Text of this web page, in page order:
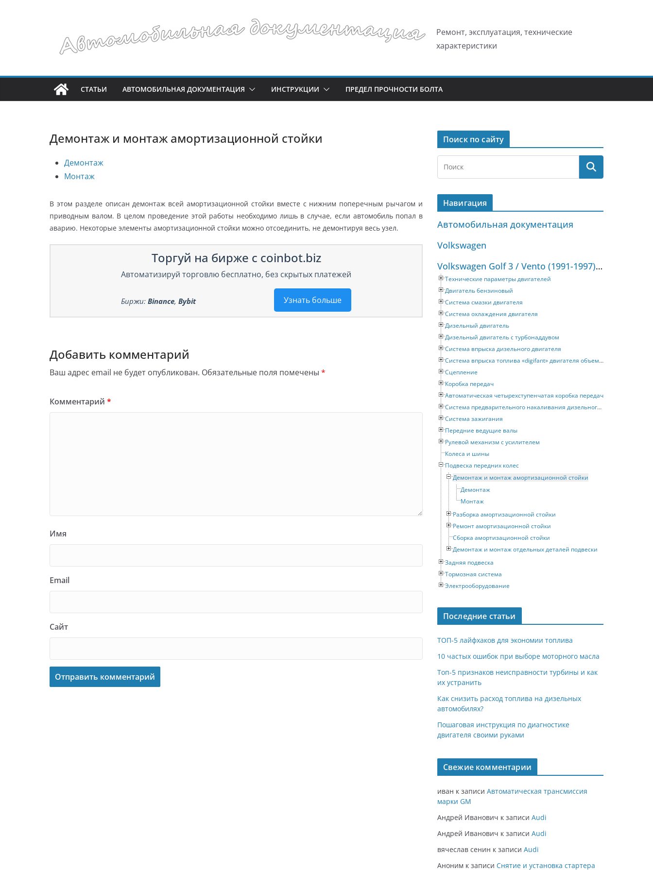
Ремонт, эксплуатация, технические
характеристики
СТАТЬИ АВТОМОБИЛЬНАЯ ДОКУМЕНТАЦИЯ ИНСТРУКЦИИ ПРЕДЕЛ ПРОЧНОСТИ БОЛТА
Демонтаж и монтаж амортизационной стойки
Демонтаж
Монтаж
В этом разделе описан демонтаж всей амортизационной стойки вместе с нижним поперечным рычагом и
приводным валом. В целом проведение этой работы необходимо лишь в случае, если автомобиль попал в
аварию. Некоторые элементы амортизационной стойки можно отсоединить, не демонтируя весь узел.
Торгуй на бирже с coinbot.biz
Автоматизируй торговлю бесплатно, без скрытых платежей
Узнать больше
Биржи: Binance, Bybit
Добавить комментарий
Ваш адрес email не будет опубликован. Обязательные поля помечены *
Комментарий *
Имя
Email
Сайт
Поиск по сайту
Навигация
Автомобильная документация
Volkswagen
Volkswagen Golf 3 / Vento (1991-1997) Руководство по ремонту и техническому обслуживанию
Технические параметры двигателей
Двигатель бензиновый
Система смазки двигателя
Система охлаждения двигателя
Дизельный двигатель
Дизельный двигатель с турбонаддувом
Система впрыска дизельного двигателя
Система впрыска топлива «digifant» двигателя объемом 2 литра
Сцепление
Коробка передач
Автоматическая четырехступенчатая коробка передач
Система предварительного накаливания дизельного двигателя
Система зажигания
Передние ведущие валы
Рулевой механизм с усилителем
Колеса и шины
Подвеска передних колес
Демонтаж и монтаж амортизационной стойки
Демонтаж
Монтаж
Разборка амортизационной стойки
Ремонт амортизационной стойки
Сборка амортизационной стойки
Демонтаж и монтаж отдельных деталей подвески
Задняя подвеска
Тормозная система
Электрооборудование
Последние статьи
ТОП-5 лайфхаков для экономии топлива
10 частых ошибок при выборе моторного масла
Топ-5 признаков неисправности турбины и как
их устранить
Как снизить расход топлива на дизельных
автомобилях?
Пошаговая инструкция по диагностике
двигателя своими руками
Свежие комментарии
иван к записи Автоматическая трансмиссия
марки GM
Андрей Иванович к записи Audi
Андрей Иванович к записи Audi
вячеслав сенин к записи Audi
Аноним к записи Снятие и установка стартера